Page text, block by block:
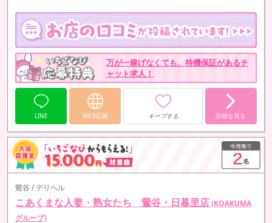
万が一稼げなくても、待機保証があるチ
ャット求人！
LINE WEB応募 キープする 詳細を見る
鶯谷 / デリヘル
こあくまな人妻・熟女たち 鶯谷・日暮里店(KOAKUMA
グループ)